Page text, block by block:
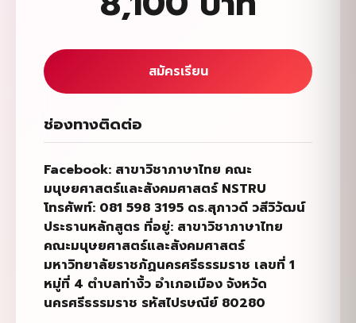
สมัครเรียน
ช่องทางติดต่อ
Facebook: สาขาวิชาภาษาไทย คณะ
มนุษยศาสตร์และสังคมศาสตร์ NSTRU
โทรศัพท์: 081 598 3195 ดร.สุภาวดี วสีวิวัฒน์
ประธานหลักสูตร ที่อยู่: สาขาวิชาภาษาไทย
คณะมนุษยศาสตร์และสังคมศาสตร์
มหาวิทยาลัยราชภัฏนครศรีธรรมราช เลขที่ 1
หมู่ที่ 4 ตำบลท่างิ้ว อำเภอเมือง จังหวัด
นครศรีธรรมราช รหัสไปรษณีย์ 80280